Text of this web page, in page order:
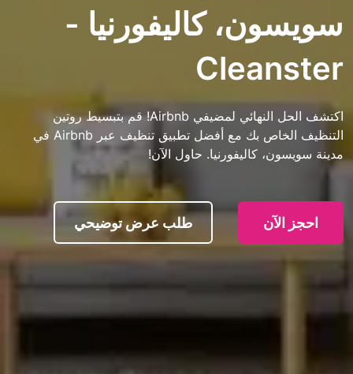
كاليفورنيا -
اكتشف الحل النهائي لمضيفي Airbnb! قم بتبسيط روتين
التنظيف الخاص بك مع أفضل تطبيق تنظيف عبر Airbnb في
كاليفورنيا. حاول الآن!
طلب عرض توضيحي